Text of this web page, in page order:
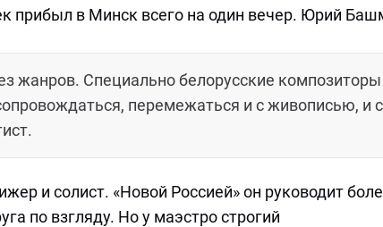
прибыл в Минск всего на один вечер. Юрий
жанров. Специально белорусские композиторы
перемежаться и с живописью, и с
и солист. «Новой Россией» он руководит
по взгляду. Но у маэстро строгий